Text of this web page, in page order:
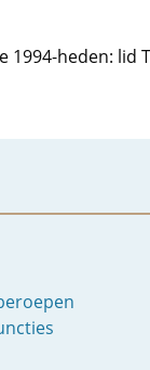
1994-heden: lid